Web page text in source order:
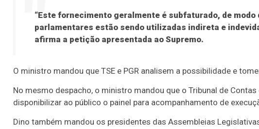
“Este fornecimento geralmente é subfaturado, de modo
parlamentares estão sendo utilizadas indireta e
afirma a petição apresentada ao Supremo.
O ministro mandou que TSE e PGR analisem a possibilidade e
No mesmo despacho, o ministro mandou que o Tribunal de
disponibilizar ao público o painel para acompanhamento de
Dino também mandou os presidentes das Assembleias